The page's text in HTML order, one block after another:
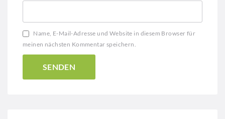
Name, E-Mail-Adresse und Website in diesem Browser für
meinen nächsten Kommentar speichern.